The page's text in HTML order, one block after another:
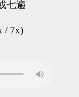
遍
7x)